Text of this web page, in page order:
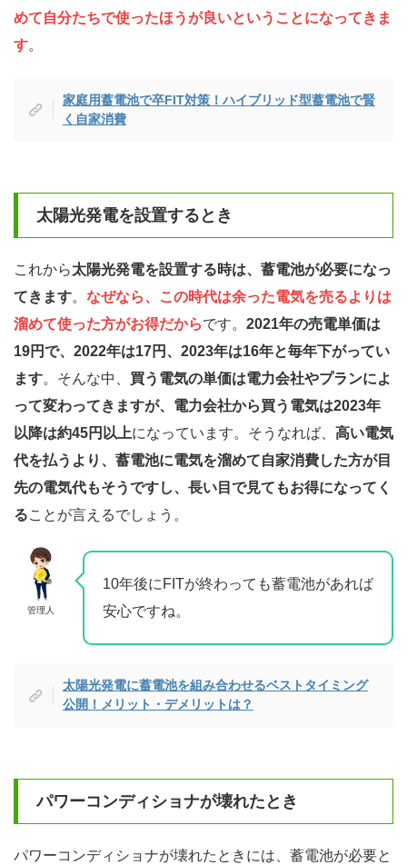
めて自分たちで使ったほうが良いということになってきま
す。
家庭用蓄電池で卒FIT対策！ハイブリッド型蓄電池で賢
く自家消費
太陽光発電を設置するとき
これから太陽光発電を設置する時は、蓄電池が必要になっ
てきます。 なぜなら、この時代は余った電気を売るよりは
溜めて使った方がお得だからです。 2021年の売電単価は
19円で、2022年は17円、2023年は16年と毎年下がってい
ます。そんな中、 買う電気の単価は電力会社やプランによ
って変わってきますが、電力会社から買う電気は2023年
以降は約45円以上になっています。そうなれば、 高い電気
代を払うより、蓄電池に電気を溜めて自家消費した方が目
先の電気代もそうですし、長い目で見てもお得になってく
ることが言えるでしょう。
管理人
10年後にFITが終わっても蓄電池があれば
安心ですね。
太陽光発電に蓄電池を組み合わせるベストタイミング
公開！メリット・デメリットは？
パワーコンディショナが壊れたとき
パワーコンディショナが壊れたときには、蓄電池が必要と